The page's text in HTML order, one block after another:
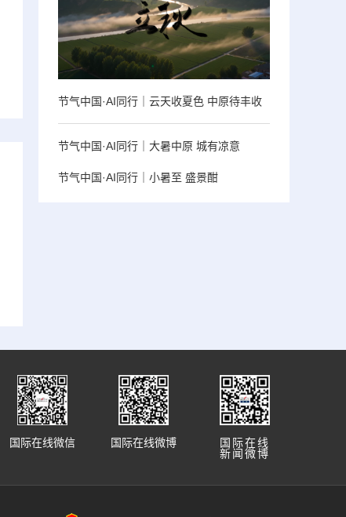
节气中国·AI同行｜云天收夏色 中原待丰收
节气中国·AI同行｜大暑中原 城有凉意
节气中国·AI同行｜小暑至 盛景酣
国际在线
新闻微博
国际在线微博
国际在线微信